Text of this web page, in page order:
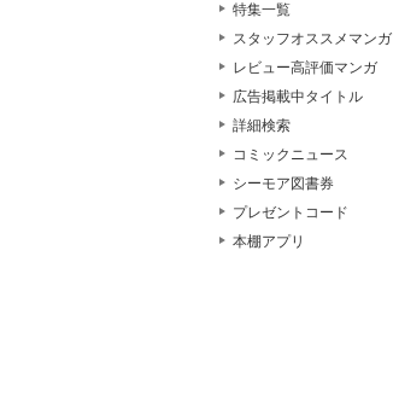
特集一覧
スタッフオススメマンガ
レビュー高評価マンガ
広告掲載中タイトル
詳細検索
コミックニュース
シーモア図書券
プレゼントコード
本棚アプリ